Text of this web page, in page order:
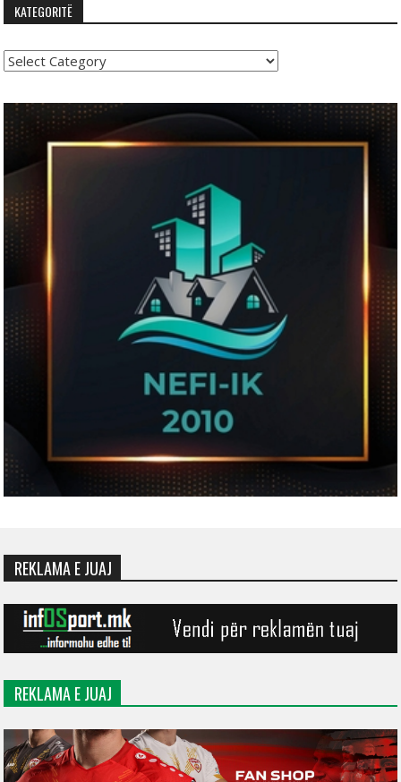
KATEGORITË
Kategoritë
REKLAMA E JUAJ
REKLAMA E JUAJ